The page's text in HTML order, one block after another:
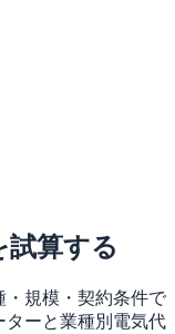
試算する
・規模・契約条件で
ターと業種別電気代